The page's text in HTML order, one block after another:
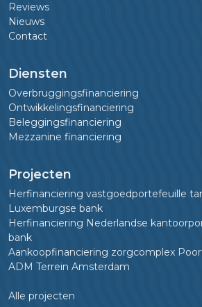
Reviews
Nieuws
Contact
Diensten
Overbruggingsfinanciering
Ontwikkelingsfinanciering
Beleggingsfinanciering
Mezzanine financiering
Projecten
Herfinanciering vastgoedportefeuille
Luxemburgse bank
Herfinanciering Nederlandse
bank
Aankoopfinanciering zorgcomplex
ADM Terrein Amsterdam
Alle projecten